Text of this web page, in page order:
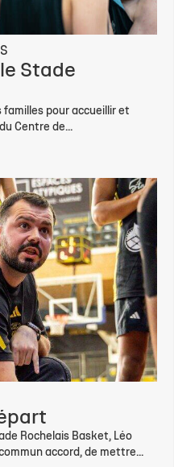
Stade
familles pour accueillir et
Centre de...
Rochelais Basket, Léo
accord, de mettre...